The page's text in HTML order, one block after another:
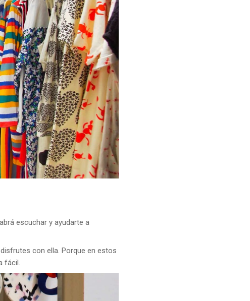
escuchar y ayudarte a
con ella. Porque en estos
fácil.